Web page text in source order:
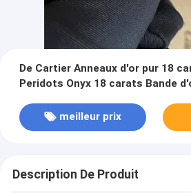
De Cartier Anneaux d'or pur 18
Peridots Onyx 18 carats Bande
meilleur prix
Description De Produit